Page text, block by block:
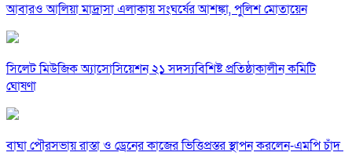
আবারও আলিয়া মাদ্রাসা এলাকায় সংঘর্ষের আশঙ্কা, পুলিশ মোতায়েন
সিলেট মিউজিক অ্যাসোসিয়েশন ২১ সদস্যবিশিষ্ট প্রতিষ্ঠাকালীন কমিটি
ঘোষণা
বাঘা পৌরসভায় রাস্তা ও ড্রেনের কাজের ভিত্তিপ্রস্তর স্থাপন করলেন-এমপি চাঁদ